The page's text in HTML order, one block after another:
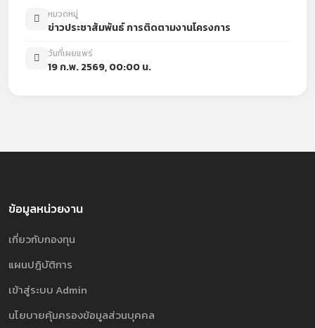
หมวดหมู่
ข่าวประชาสัมพันธ์ การติดตามงานโครงการ
วันที่เผยแพร่
19 ก.พ. 2569, 00:00 น.
ข้อมูลหน่วยงาน
เกี่ยวกับกองทุน
แผนปฎิบัติการ
เข้าสู่ระบบ Admin
นโยบายคุ้มครองข้อมูลส่วนบุคคล